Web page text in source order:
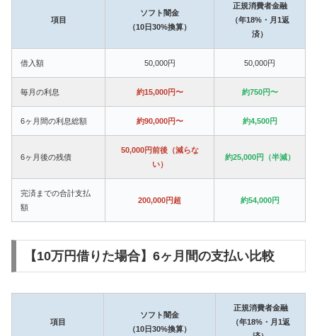
項目
ソフト闇金
（10日30%換算）
正規消費者金融
（年18%・月1返
済）
借入額 50,000円 50,000円
毎月の利息 約15,000円〜 約750円〜
6ヶ月間の利息総額 約90,000円〜 約4,500円
6ヶ月後の残債
50,000円前後（減らな
い）
約25,000円（半減）
完済までの合計支払
額
200,000円超 約54,000円
【10万円借りた場合】6ヶ月間の支払い比較
項目
ソフト闇金
（10日30%換算）
正規消費者金融
（年18%・月1返